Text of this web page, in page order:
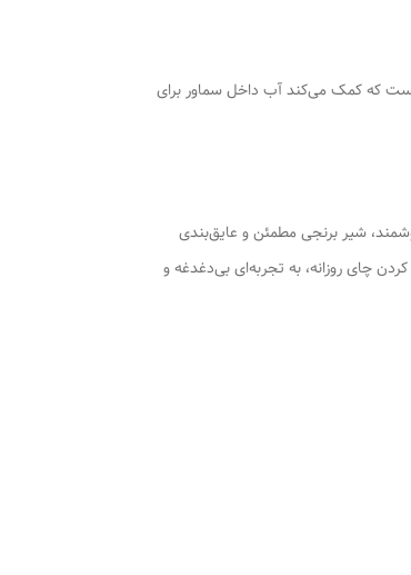
که کمک می‌کند آب داخل سماور برای
گالوانیزه دوجداره، المنت قدرتمند 2000 واتی همراه با ترموستات هوشمند، شیر برنجی مطمئن و عایق‌بندی
چای روزانه، به تجربه‌ای بی‌دغدغه و